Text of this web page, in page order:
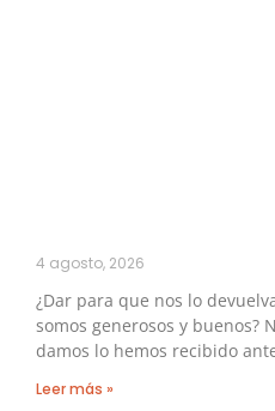
4 agosto, 2026
¿Dar para que nos lo
somos generosos y buenos?
damos lo hemos recibido
Leer más »